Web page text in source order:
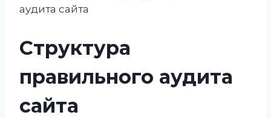
аудита сайта
Структура
правильного аудита
сайта